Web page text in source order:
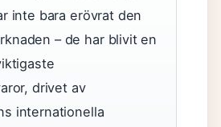
inte bara erövrat den
– de har blivit en
drivet av
internationella